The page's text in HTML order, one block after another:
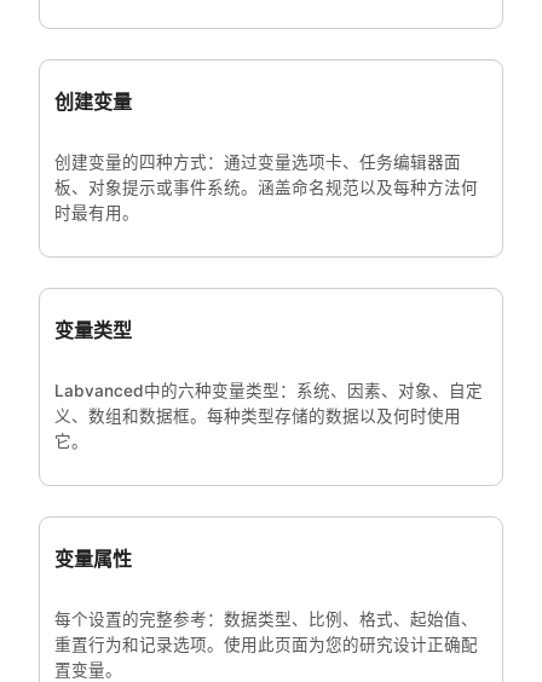
创建变量
创建变量的四种方式：通过变量选项卡、任务编辑器面
板、对象提示或事件系统。涵盖命名规范以及每种方法何
时最有用。
变量类型
Labvanced中的六种变量类型：系统、因素、对象、自定
义、数组和数据框。每种类型存储的数据以及何时使用
它。
变量属性
每个设置的完整参考：数据类型、比例、格式、起始值、
重置行为和记录选项。使用此页面为您的研究设计正确配
置变量。